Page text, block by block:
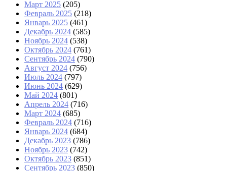
Март 2025 (205)
Февраль 2025 (218)
Январь 2025 (461)
Декабрь 2024 (585)
Ноябрь 2024 (538)
Октябрь 2024 (761)
Сентябрь 2024 (790)
Август 2024 (756)
Июль 2024 (797)
Июнь 2024 (629)
Май 2024 (801)
Апрель 2024 (716)
Март 2024 (685)
Февраль 2024 (716)
Январь 2024 (684)
Декабрь 2023 (786)
Ноябрь 2023 (742)
Октябрь 2023 (851)
Сентябрь 2023 (850)